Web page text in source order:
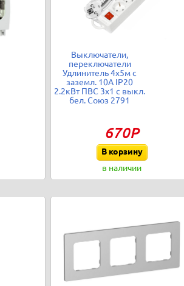
Выключатели,
переключатели
Удлинитель 4х5м с
заземл. 10А IP20
2.2кВт ПВС 3х1 с выкл.
бел. Союз 2791
670Р
В корзину
в наличии